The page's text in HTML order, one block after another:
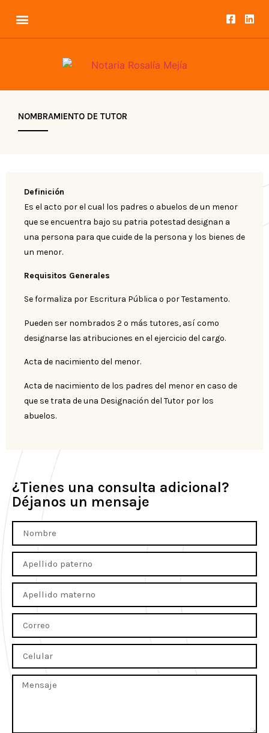
NOMBRAMIENTO DE TUTOR
Definición
Es el acto por el cual los padres o abuelos de un menor
que se encuentra bajo su patria potestad designan a
una persona para que cuide de la persona y los bienes de
un menor.
Requisitos Generales
Se formaliza por Escritura Pública o por Testamento.
Pueden ser nombrados 2 o más tutores, así como
designarse las atribuciones en el ejercicio del cargo.
Acta de nacimiento del menor.
Acta de nacimiento de los padres del menor en caso de
que se trata de una Designación del Tutor por los
abuelos.
¿Tienes una consulta adicional?
Déjanos un mensaje